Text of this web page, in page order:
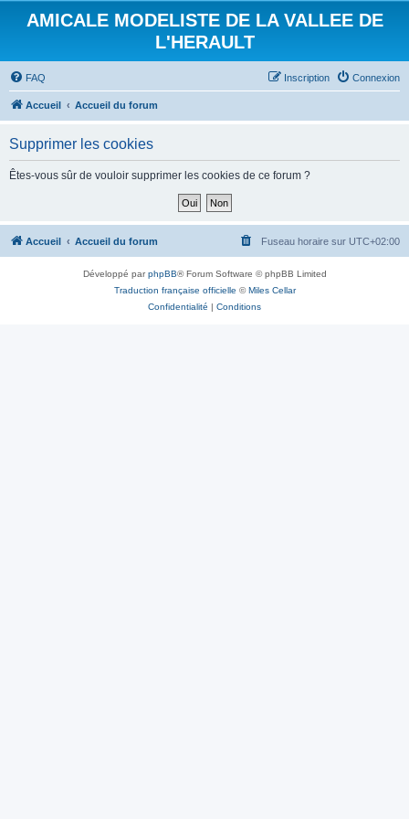
AMICALE MODELISTE DE LA VALLEE DE
L'HERAULT
FAQ Connexion
Inscription
Accueil Accueil du forum
Supprimer les cookies
Êtes-vous sûr de vouloir supprimer les cookies de ce forum ?
Accueil Accueil du forum Fuseau horaire sur UTC+02:00
Développé parphpBB® Forum Software © phpBB Limited
Traduction française officielle ©Miles Cellar
Confidentialité | Conditions